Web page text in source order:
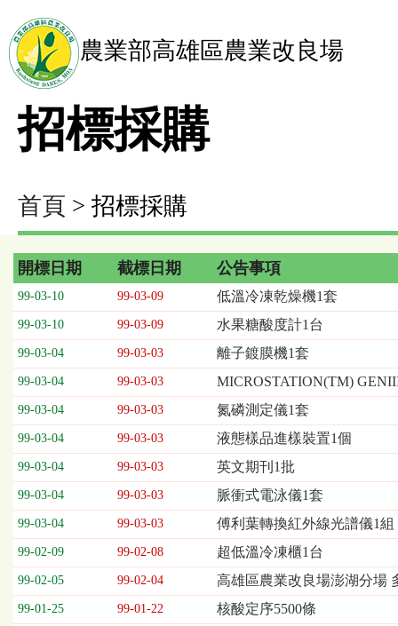
農業部高雄區農業改良場
招標採購
首頁 > 招標採購
招
標
採
購
列
表，
欄
位
依
序
開
標
期、
截
標
日
開標日期 截標日期 公告事項
99-03-10 99-03-09 低溫冷凍乾燥機1套
99-03-10 99-03-09 水果糖酸度計1台
99-03-04 99-03-03 離子鍍膜機1套
99-03-04 99-03-03 MICROSTATION(TM)
99-03-04 99-03-03 氮磷測定儀1套
99-03-04 99-03-03 液態樣品進樣裝置1個
99-03-04 99-03-03 英文期刊1批
99-03-04 99-03-03 脈衝式電泳儀1套
99-03-04 99-03-03 傅利葉轉換紅外線光譜儀1組
99-02-09 99-02-08 超低溫冷凍櫃1台
99-02-05 99-02-04 高雄區農業改良場澎湖分場
99-01-25 99-01-22 核酸定序5500條